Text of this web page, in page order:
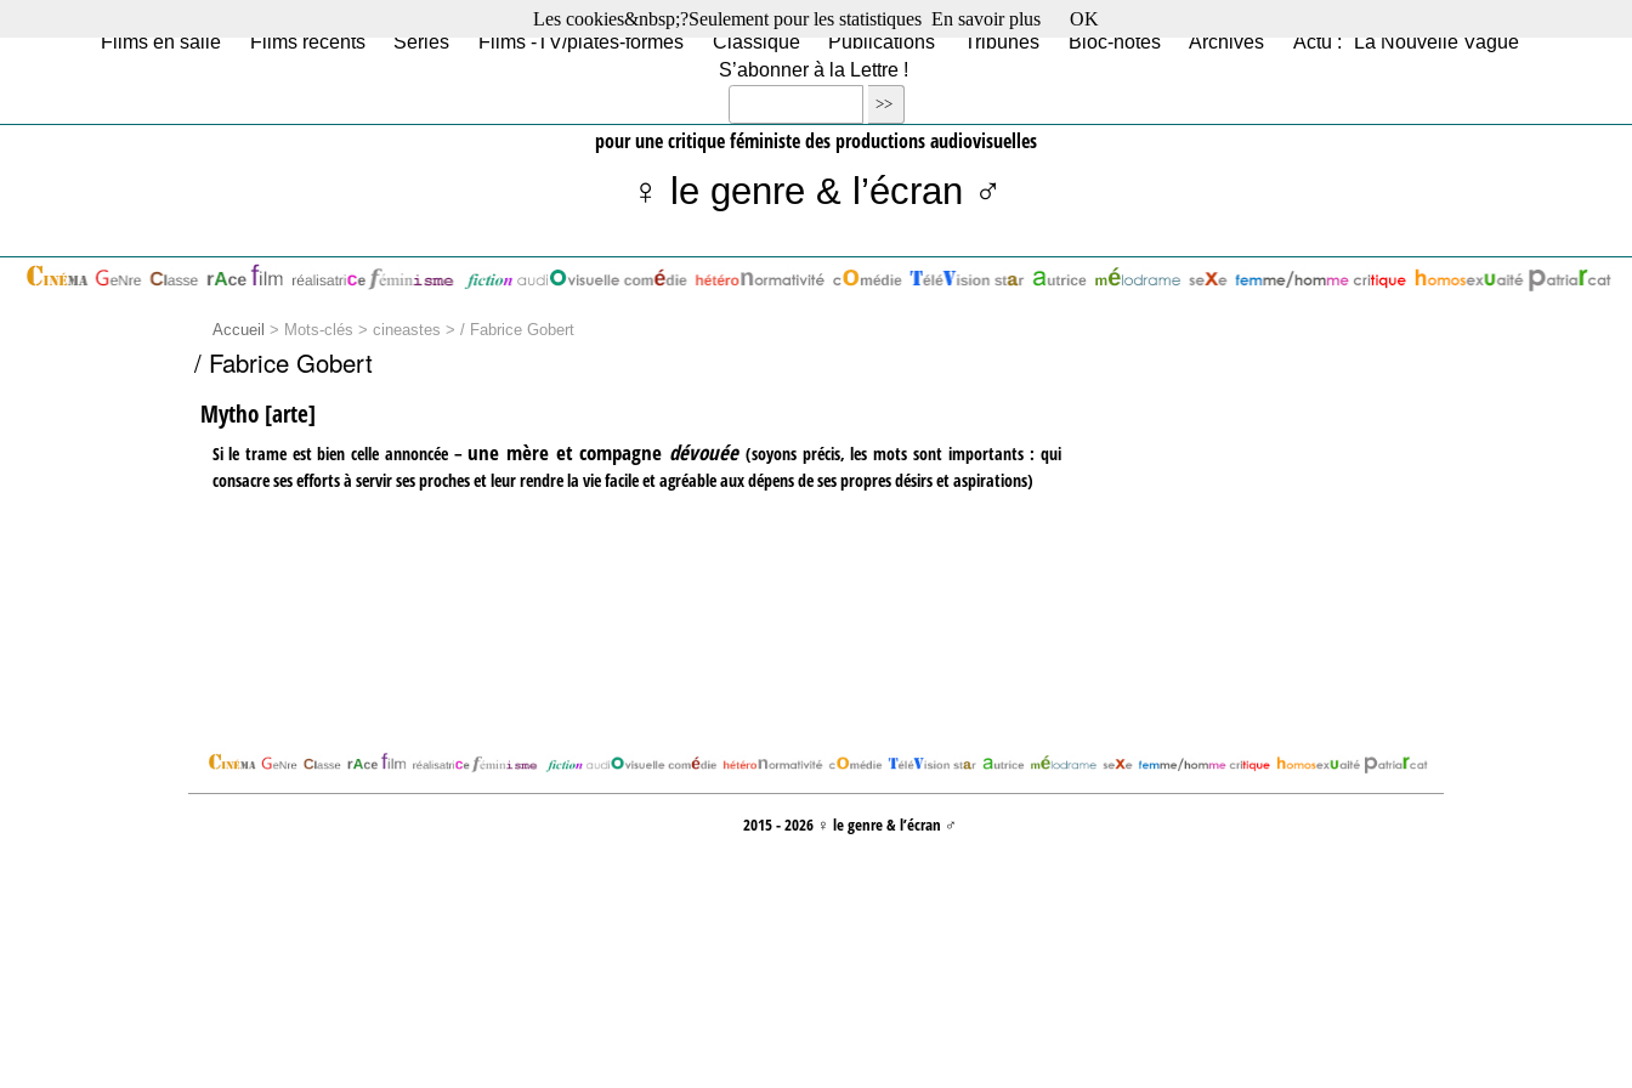
Films en salle Films récents Séries Films -TV/plates-formes Classique Publications Tribunes Bloc-notes Archives
Actu : "La Nouvelle Vague"
S’abonner à la Lettre !
pour une critique féministe des productions audiovisuelles
♀ le genre & l’écran ♂
Accueil > Mots-clés > cineastes > / Fabrice Gobert
/ Fabrice Gobert
Mytho [arte]
Si le trame est bien celle annoncée –une mère et compagne dévouée (soyons précis, les mots sont importants : qui
consacre ses efforts à servir ses proches et leur rendre la vie facile et agréable aux dépens de ses propres désirs et aspirations)
2015 - 2026 ♀ le genre & l’écran ♂
Les cookies&nbsp;?Seulement pour les statistiques En savoir plus OK